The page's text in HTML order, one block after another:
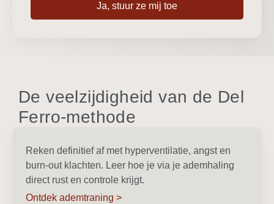
Ja, stuur ze mij toe
De veelzijdigheid van de Del
Ferro-methode
Reken definitief af met hyperventilatie, angst en
burn-out klachten. Leer hoe je via je ademhaling
direct rust en controle krijgt.
Ontdek ademtraning >